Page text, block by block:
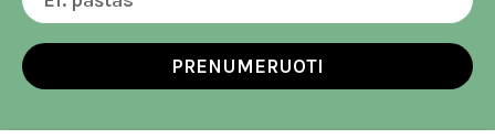
PRENUMERUOTI